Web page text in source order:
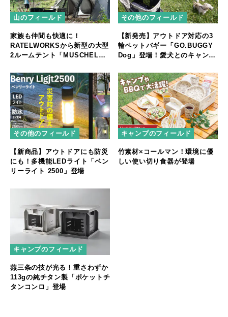
山のフィールド
家族も仲間も快適に！
RATELWORKSから新型の大型
2ルームテント「MUSCHEL」
その他のフィールド
【新発売】アウトドア対応の3
輪ペットバギー「GO.BUGGY
Dog」登場！愛犬とのキャンプ
その他のフィールド
【新商品】アウトドアにも防災
にも！多機能LEDライト「ベン
リーライト 2500」登場
キャンプのフィールド
竹素材×コールマン！環境に優
しい使い切り食器が登場
キャンプのフィールド
燕三条の技が光る！重さわずか
113gの純チタン製「ポケットチ
タンコンロ」登場